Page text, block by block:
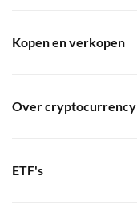
Kopen en verkopen
Over cryptocurrency
ETF's